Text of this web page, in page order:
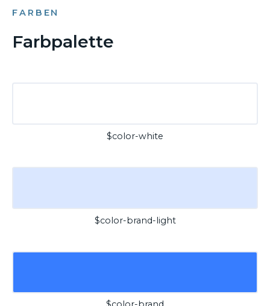
FARBEN
Farbpalette
$color-white
$color-brand-light